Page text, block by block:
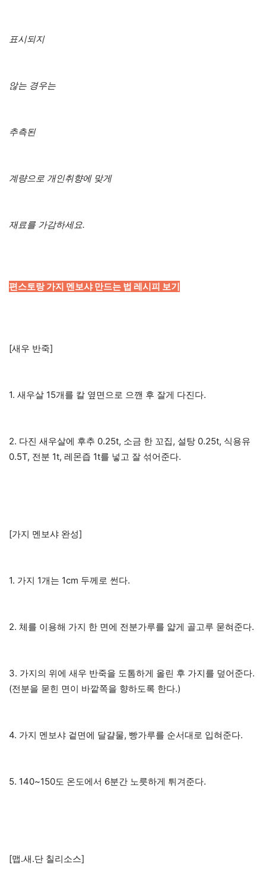
표시되지
않는 경우는
추측된
계량으로 개인취향에 맞게
재료를 가감하세요.
편스토랑 가지 멘보샤 만드는 법 레시피 보기
[새우 반죽]
1. 새우살 15개를 칼 옆면으로 으깬 후 잘게 다진다.
2. 다진 새우살에 후추 0.25t, 소금 한 꼬집, 설탕 0.25t, 식용유
0.5T, 전분 1t, 레몬즙 1t를 넣고 잘 섞어준다.
[가지 멘보샤 완성]
1. 가지 1개는 1cm 두께로 썬다.
2. 체를 이용해 가지 한 면에 전분가루를 얇게 골고루 묻혀준다.
3. 가지의 위에 새우 반죽을 도톰하게 올린 후 가지를 덮어준다.
(전분을 묻힌 면이 바깥쪽을 향하도록 한다.)
4. 가지 멘보샤 겉면에 달걀물, 빵가루를 순서대로 입혀준다.
5. 140~150도 온도에서 6분간 노릇하게 튀겨준다.
[맵.새.단 칠리소스]